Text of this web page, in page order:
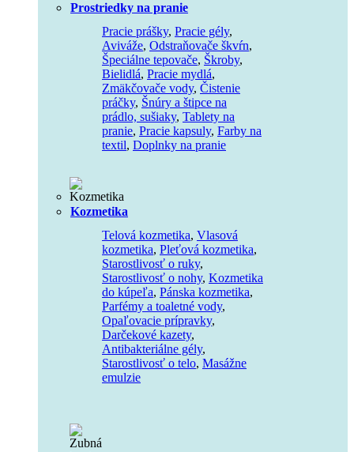
Prostriedky na pranie
Pracie prášky, Pracie gély,
Aviváže, Odstraňovače škvŕn,
Špeciálne tepovače, Škroby,
Bielidlá, Pracie mydlá,
Zmäkčovače vody, Čistenie
práčky, Šnúry a štipce na
prádlo, sušiaky, Tablety na
pranie, Pracie kapsuly, Farby na
textil, Doplnky na pranie
Kozmetika
Telová kozmetika, Vlasová
kozmetika, Pleťová kozmetika,
Starostlivosť o ruky,
Starostlivosť o nohy, Kozmetika
do kúpeľa, Pánska kozmetika,
Parfémy a toaletné vody,
Opaľovacie prípravky,
Darčekové kazety,
Antibakteriálne gély,
Starostlivosť o telo, Masážne
emulzie